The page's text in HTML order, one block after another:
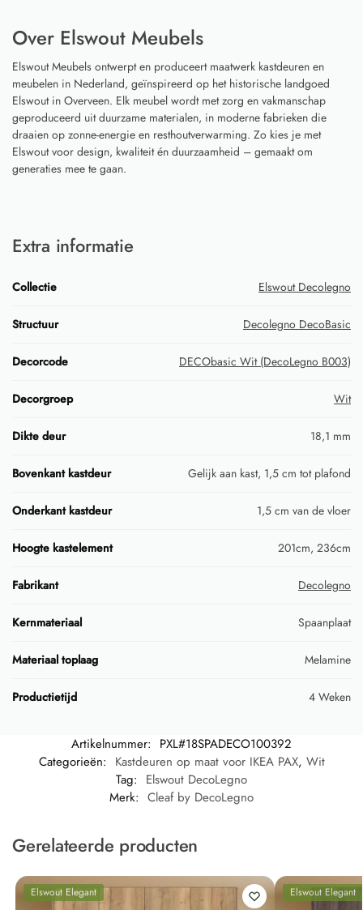
Over Elswout Meubels
Elswout Meubels ontwerpt en produceert maatwerk kastdeuren en
meubelen in Nederland, geïnspireerd op het historische landgoed
Elswout in Overveen. Elk meubel wordt met zorg en vakmanschap
geproduceerd uit duurzame materialen, in moderne fabrieken die
draaien op zonne-energie en resthoutverwarming. Zo kies je met
Elswout voor design, kwaliteit én duurzaamheid – gemaakt om
generaties mee te gaan.
Extra informatie
Collectie Elswout Decolegno
Structuur Decolegno DecoBasic
Decorcode DECObasic Wit (DecoLegno B003)
Decorgroep Wit
Dikte deur 18,1 mm
Bovenkant kastdeur Gelijk aan kast, 1,5 cm tot plafond
Onderkant kastdeur 1,5 cm van de vloer
Hoogte kastelement 201cm, 236cm
Fabrikant Decolegno
Kernmateriaal Spaanplaat
Materiaal toplaag Melamine
Productietijd 4 Weken
Artikelnummer: PXL#18SPADECO100392
Categorieën: Kastdeuren op maat voor IKEA PAX, Wit
Tag: Elswout DecoLegno
Merk: Cleaf by DecoLegno
Gerelateerde producten
Elswout Elegant Elswout Elegant